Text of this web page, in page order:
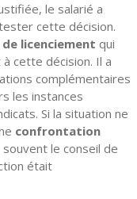
le salarié a
cette décision.
licenciement qui
cette décision. Il a
complémentaires
les instances
Si la situation ne
confrontation
le conseil de
était